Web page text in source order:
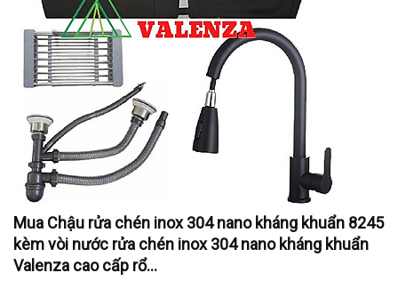
Mua Chậu rửa chén inox 304 nano kháng khuẩn 8245
kèm vòi nước rửa chén inox 304 nano kháng khuẩn
Valenza cao cấp rổ...